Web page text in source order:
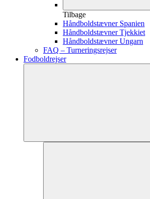
Tilbage
Håndboldstævner Spanien
Håndboldstævner Tjekkiet
Håndboldstævner Ungarn
FAQ – Turneringsrejser
Fodboldrejser